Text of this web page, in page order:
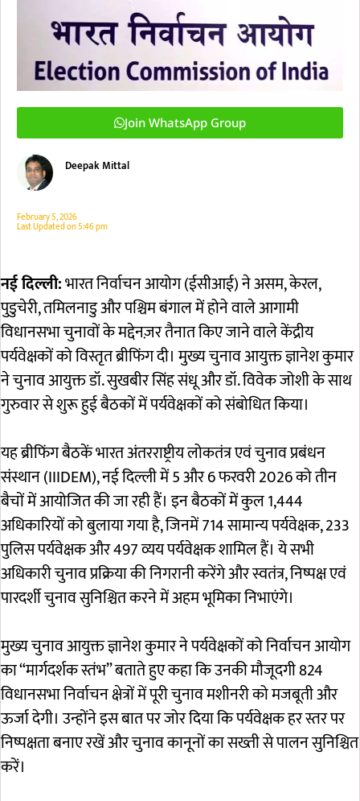
Join WhatsApp Group
Deepak Mittal
February 5, 2026
Last Updated on5:46 pm
नई दिल्ली:भारत निर्वाचन आयोग (ईसीआई) ने असम, केरल,
पुडुचेरी, तमिलनाडु और पश्चिम बंगाल में होने वाले आगामी
विधानसभा चुनावों के मद्देनज़र तैनात किए जाने वाले केंद्रीय
पर्यवेक्षकों को विस्तृत ब्रीफिंग दी। मुख्य चुनाव आयुक्त ज्ञानेश कुमार
ने चुनाव आयुक्त डॉ. सुखबीर सिंह संधू और डॉ. विवेक जोशी के साथ
गुरुवार से शुरू हुई बैठकों में पर्यवेक्षकों को संबोधित किया।
यह ब्रीफिंग बैठकें भारत अंतरराष्ट्रीय लोकतंत्र एवं चुनाव प्रबंधन
संस्थान (IIIDEM), नई दिल्ली में 5 और 6 फरवरी 2026 को तीन
बैचों में आयोजित की जा रही हैं। इन बैठकों में कुल 1,444
अधिकारियों को बुलाया गया है, जिनमें 714 सामान्य पर्यवेक्षक, 233
पुलिस पर्यवेक्षक और 497 व्यय पर्यवेक्षक शामिल हैं। ये सभी
अधिकारी चुनाव प्रक्रिया की निगरानी करेंगे और स्वतंत्र, निष्पक्ष एवं
पारदर्शी चुनाव सुनिश्चित करने में अहम भूमिका निभाएंगे।
मुख्य चुनाव आयुक्त ज्ञानेश कुमार ने पर्यवेक्षकों को निर्वाचन आयोग
का “मार्गदर्शक स्तंभ” बताते हुए कहा कि उनकी मौजूदगी 824
विधानसभा निर्वाचन क्षेत्रों में पूरी चुनाव मशीनरी को मजबूती और
ऊर्जा देगी। उन्होंने इस बात पर जोर दिया कि पर्यवेक्षक हर स्तर पर
निष्पक्षता बनाए रखें और चुनाव कानूनों का सख्ती से पालन सुनिश्चित
करें।